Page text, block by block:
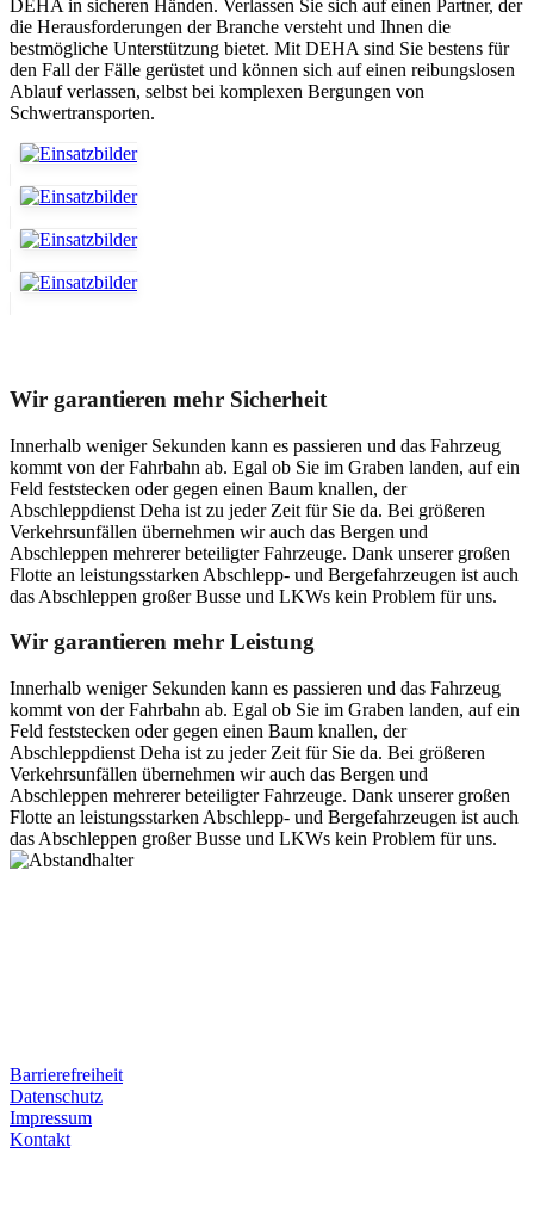
DEHA in sicheren Händen. Verlassen Sie sich auf einen Partner, der
die Herausforderungen der Branche versteht und Ihnen die
bestmögliche Unterstützung bietet. Mit DEHA sind Sie bestens für
den Fall der Fälle gerüstet und können sich auf einen reibungslosen
Ablauf verlassen, selbst bei komplexen Bergungen von
Schwertransporten.
Wir garantieren mehr Sicherheit
Innerhalb weniger Sekunden kann es passieren und das Fahrzeug
kommt von der Fahrbahn ab. Egal ob Sie im Graben landen, auf ein
Feld feststecken oder gegen einen Baum knallen, der
Abschleppdienst Deha ist zu jeder Zeit für Sie da. Bei größeren
Verkehrsunfällen übernehmen wir auch das Bergen und
Abschleppen mehrerer beteiligter Fahrzeuge. Dank unserer großen
Flotte an leistungsstarken Abschlepp- und Bergefahrzeugen ist auch
das Abschleppen großer Busse und LKWs kein Problem für uns.
Wir garantieren mehr Leistung
Innerhalb weniger Sekunden kann es passieren und das Fahrzeug
kommt von der Fahrbahn ab. Egal ob Sie im Graben landen, auf ein
Feld feststecken oder gegen einen Baum knallen, der
Abschleppdienst Deha ist zu jeder Zeit für Sie da. Bei größeren
Verkehrsunfällen übernehmen wir auch das Bergen und
Abschleppen mehrerer beteiligter Fahrzeuge. Dank unserer großen
Flotte an leistungsstarken Abschlepp- und Bergefahrzeugen ist auch
das Abschleppen großer Busse und LKWs kein Problem für uns.
Barrierefreiheit
Datenschutz
Impressum
Kontakt